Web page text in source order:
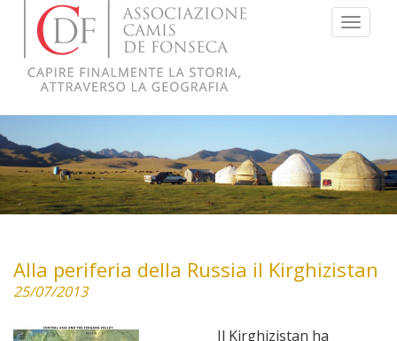
Menu
Alla periferia della Russia il Kirghizistan
25/07/2013
Il Kirghizistan ha